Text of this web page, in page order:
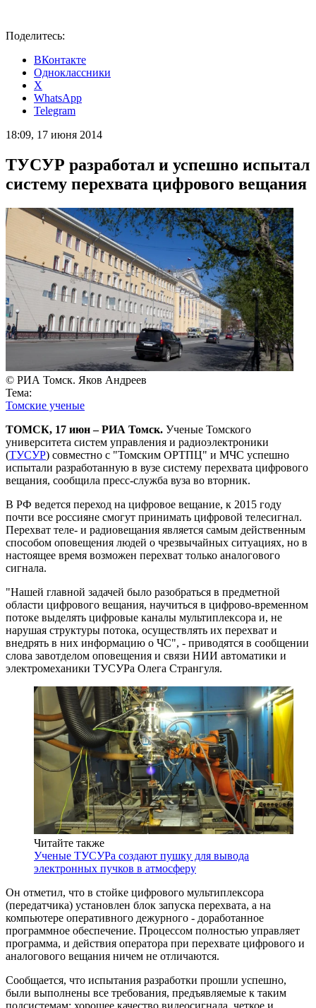
Поделитесь:
ВКонтакте
Одноклассники
X
WhatsApp
Telegram
18:09, 17 июня 2014
ТУСУР разработал и успешно испытал
систему перехвата цифрового вещания
© РИА Томск. Яков Андреев
Тема:
Томские ученые
ТОМСК, 17 июн – РИА Томск. Ученые Томского
университета систем управления и радиоэлектроники
(ТУСУР) совместно с "Томским ОРТПЦ" и МЧС успешно
испытали разработанную в вузе систему перехвата цифрового
вещания, сообщила пресс-служба вуза во вторник.
В РФ ведется переход на цифровое вещание, к 2015 году
почти все россияне смогут принимать цифровой телесигнал.
Перехват теле- и радиовещания является самым действенным
способом оповещения людей о чрезвычайных ситуациях, но в
настоящее время возможен перехват только аналогового
сигнала.
"Нашей главной задачей было разобраться в предметной
области цифрового вещания, научиться в цифрово-временном
потоке выделять цифровые каналы мультиплексора и, не
нарушая структуры потока, осуществлять их перехват и
внедрять в них информацию о ЧС", - приводятся в сообщении
слова завотделом оповещения и связи НИИ автоматики и
электромеханики ТУСУРа Олега Странгуля.
Читайте также
Ученые ТУСУРа создают пушку для вывода
электронных пучков в атмосферу
Он отметил, что в стойке цифрового мультиплексора
(передатчика) установлен блок запуска перехвата, а на
компьютере оперативного дежурного - доработанное
программное обеспечение. Процессом полностью управляет
программа, и действия оператора при перехвате цифрового и
аналогового вещания ничем не отличаются.
Сообщается, что испытания разработки прошли успешно,
были выполнены все требования, предъявляемые к таким
подсистемам: хорошее качество видеосигнала, четкое и